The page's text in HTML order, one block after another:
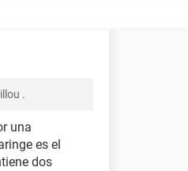
.
una
es el
dos